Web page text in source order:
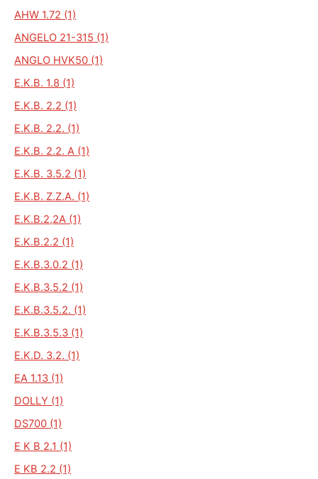
AHW 1.72 (1)
ANGELO 21-315 (1)
ANGLO HVK50 (1)
E.K.B. 1.8 (1)
E.K.B. 2.2 (1)
E.K.B. 2.2. (1)
E.K.B. 2.2. A (1)
E.K.B. 3.5.2 (1)
E.K.B. Z.Z.A. (1)
E.K.B.2,2A (1)
E.K.B.2.2 (1)
E.K.B.3.0.2 (1)
E.K.B.3.5.2 (1)
E.K.B.3.5.2. (1)
E.K.B.3.5.3 (1)
E.K.D. 3.2. (1)
EA 1.13 (1)
DOLLY (1)
DS700 (1)
E K B 2.1 (1)
E KB 2.2 (1)